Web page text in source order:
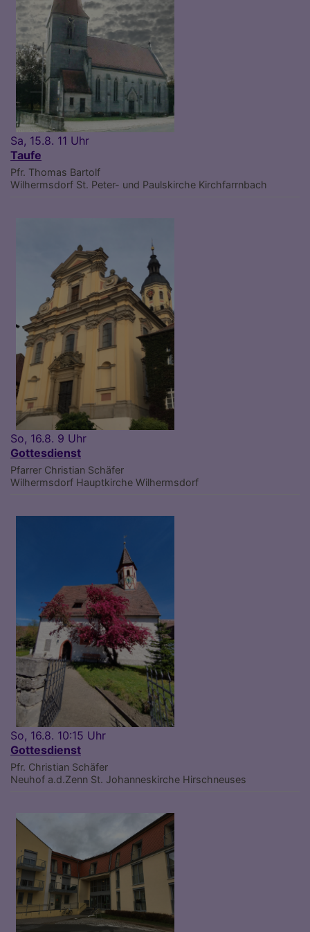
Sa, 15.8. 11 Uhr
Taufe
Pfr. Thomas Bartolf
Wilhermsdorf St. Peter- und Paulskirche Kirchfarrnbach
So, 16.8. 9 Uhr
Gottesdienst
Pfarrer Christian Schäfer
Wilhermsdorf Hauptkirche Wilhermsdorf
So, 16.8. 10:15 Uhr
Gottesdienst
Pfr. Christian Schäfer
Neuhof a.d.Zenn St. Johanneskirche Hirschneuses